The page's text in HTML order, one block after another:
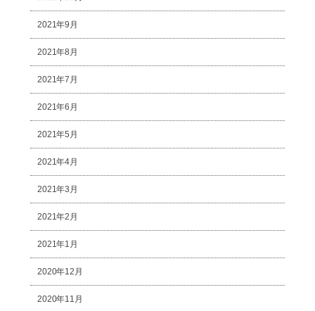
2021年9月
2021年8月
2021年7月
2021年6月
2021年5月
2021年4月
2021年3月
2021年2月
2021年1月
2020年12月
2020年11月